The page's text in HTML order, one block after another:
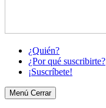
¿Quién?
¿Por qué suscribirte?
¡Suscríbete!
Menú Cerrar